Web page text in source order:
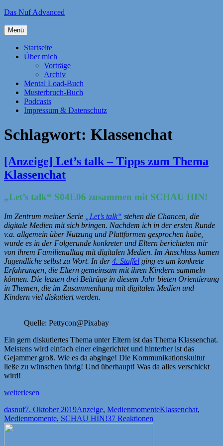
Zum
springen
Das Nuf Advanced
Menü
Startseite
Über mich
Vorträge
Archiv
Mental Load-Buch
Musterbruch-Buch
Podcasts
Impressum & Datenschutz
Schlagwort: Klassenchat
[Anzeige] Let’s talk – Tipps zum Thema
Klassenchat
„Let’s talk“ S04E06 zusammen mit SCHAU HIN!
Im Zentrum meiner Serie „Let’s talk“ stehen die Chancen, die
digitale Medien mit sich bringen. Nachdem ich in der ersten Runde
v.a. allgemein über Nutzung und Plattformen gesprochen habe,
wurde es in der Folgerunde konkreter und Eltern berichteten mir
von ihrem Familienalltag mit digitalen Medien. Im Anschluss kamen
Jugendliche selbst zu Wort. In der4. Staffel ging es um konkrete
Erfahrungen, die Eltern gemeinsam mit ihren Kindern sammeln
können. Die letzten drei Beiträge in diesem Jahr bieten Orientierung
in Themen, die im Zusammenhang mit digitalen Medien und
Kindern viel diskutiert werden.
Quelle: Pettycon@Pixabay
Ein gern diskutiertes Thema unter Eltern ist das Thema Klassenchat.
Meistens wird einfach einer eingerichtet und hinterher ist das
Gejammer groß. Wie es da abginge! Die Kommunikationskultur
ließe zu wünschen übrig! Und überhaupt! Was da alles verschickt
wird!
„[Anzeige]
talk
–
Tipps
weiterlesen
Autor
dasnufVeröffentlicht
am
7. Oktober 2019Kategorien
Anzeige, MedienmomenteSchlagwörter
Klassenchat,
Medienmomente, SCHAU HIN!37 Reaktionen